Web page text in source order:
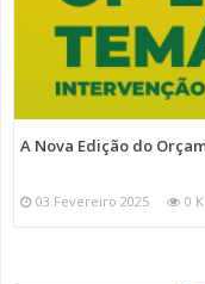
A Nova Edição do
03 Fevereiro 2025 0 K